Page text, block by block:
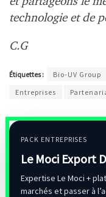
technologie et de
C.G
Étiquettes : Bio-UV Group
Entreprises
PACK ENTREPRISES
Le Moci Export
Expertise Le Moci +
marchés et passer à